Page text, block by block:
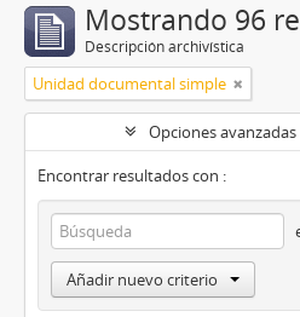
Mostrando 96
Descripción archivística
Unidad documental simple
Opciones
Encontrar resultados con :
Añadir nuevo criterio